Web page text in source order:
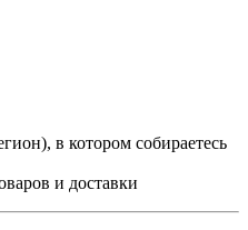
в котором собираетесь
и доставки